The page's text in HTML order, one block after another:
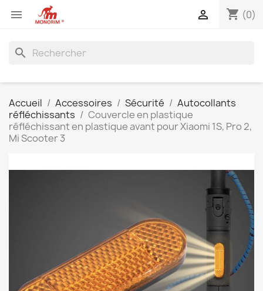
 shopping_cart (0)

search
Accueil Accessoires Sécurité
Autocollants
réfléchissants
Couvercle en plastique
réfléchissant en plastique avant pour Xiaomi 1S, Pro 2,
Mi Scooter 3